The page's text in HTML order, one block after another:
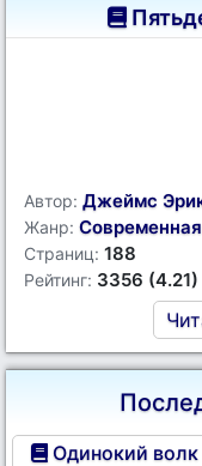
Автор: Джеймс
Жанр:
Страниц: 188
Рейтинг: 3356 (4.21)
Одинокий волк